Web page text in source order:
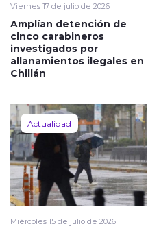
Viernes 17 de julio de 2026
Amplían detención de
cinco carabineros
investigados por
allanamientos ilegales en
Chillán
Actualidad
Miércoles 15 de julio de 2026